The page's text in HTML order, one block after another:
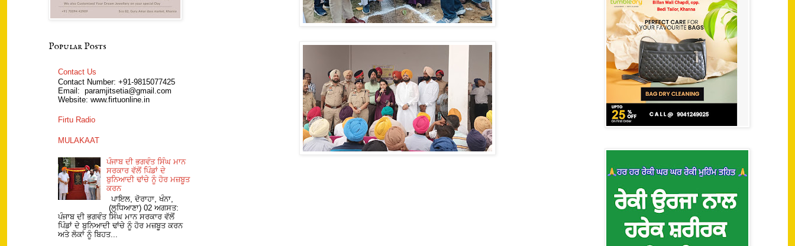
Popular Posts
Contact Us
Contact Number: +91-9815077425
Email: paramjitsetia@gmail.com
Website: www.firtuonline.in
Firtu Radio
MULAKAAT
ਪੰਜਾਬ ਦੀ ਭਗਵੰਤ ਸਿੰਘ ਮਾਨ
ਸਰਕਾਰ ਵੱਲੋਂ ਪਿੰਡਾਂ ਦੇ
ਬੁਨਿਆਦੀ ਢਾਂਚੇ ਨੂੰ ਹੋਰ ਮਜ਼ਬੂਤ
ਕਰਨ
ਪਾਇਲ, ਦੋਰਾਹਾ, ਖੰਨਾ,
(ਲੁਧਿਆਣਾ) 02 ਅਗਸਤ:
ਪੰਜਾਬ ਦੀ ਭਗਵੰਤ ਸਿੰਘ ਮਾਨ ਸਰਕਾਰ ਵੱਲੋਂ
ਪਿੰਡਾਂ ਦੇ ਬੁਨਿਆਦੀ ਢਾਂਚੇ ਨੂੰ ਹੋਰ ਮਜ਼ਬੂਤ ਕਰਨ
ਅਤੇ ਲੋਕਾਂ ਨੂੰ ਬਿਹਤ...